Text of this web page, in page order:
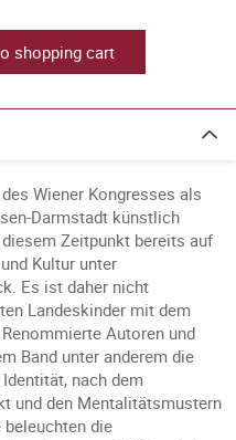
shopping cart
Wiener Kongresses als
Darmstadt künstlich
Zeitpunkt bereits auf
Kultur unter
Es ist daher nicht
Landeskinder mit dem
Autoren und
Band unter anderem die
nach dem
und den Mentalitätsmustern
beleuchten die